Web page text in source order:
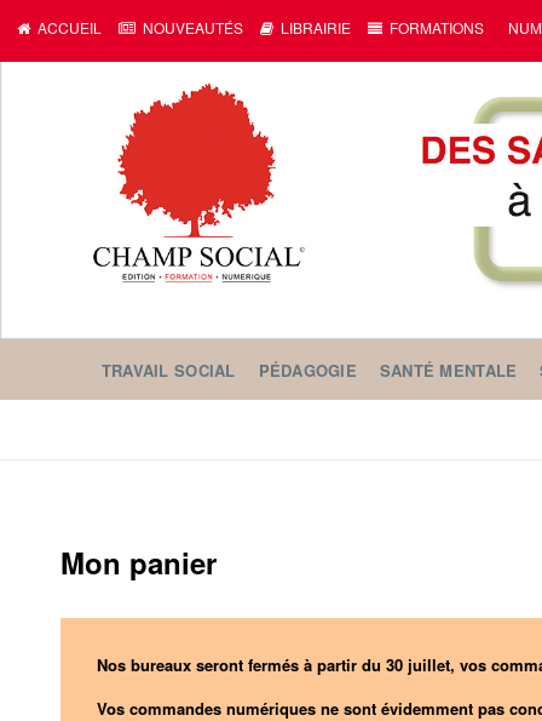
ACCUEIL NOUVEAUTÉS LIBRAIRIE FORMATIONS
TRAVAIL SOCIAL PÉDAGOGIE SANTÉ MENTALE
Mon panier
Nos bureaux seront fermés à partir du 30 juillet, vos
Vos commandes numériques ne sont évidemment pas